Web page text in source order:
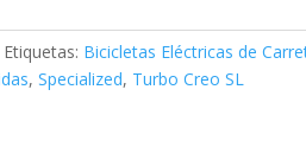
Etiquetas: Bicicletas Eléctricas de
, Specialized, Turbo Creo SL